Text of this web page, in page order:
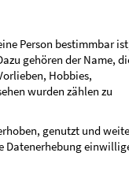
Person bestimmbar
gehören der Name,
Hobbies,
wurden zählen zu
genutzt und
Datenerhebung